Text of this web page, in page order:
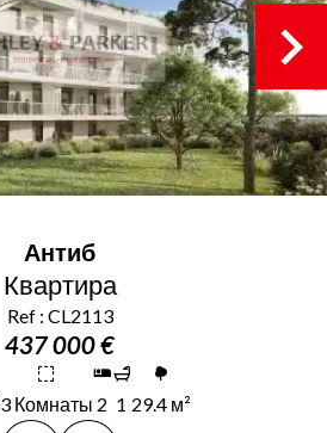
Антиб
Квартира
Ref : CL2113
437 000 €
3 Комнаты 2 1 29.4 м²